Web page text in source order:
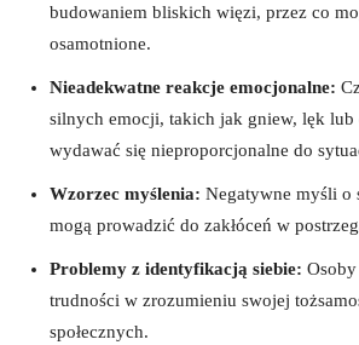
budowaniem⁣ bliskich więzi, przez co
osamotnione.
Nieadekwatne​ reakcje emocjonalne:
silnych emocji, takich jak​ gniew, lęk lub
‍wydawać się nieproporcjonalne do
Wzorzec ⁣myślenia: Negatywne​ myśli o
mogą prowadzić do zakłóceń w
Problemy z identyfikacją siebie:
trudności w ⁤zrozumieniu swojej
społecznych.